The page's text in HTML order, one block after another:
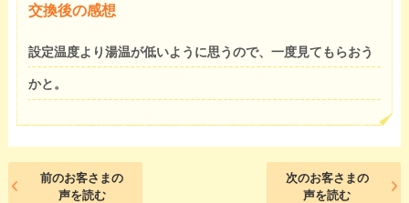
交換後の感想
設定温度より湯温が低いように思うので、一度見てもらおう
かと。
前のお客さまの
声を読む
次のお客さまの
声を読む